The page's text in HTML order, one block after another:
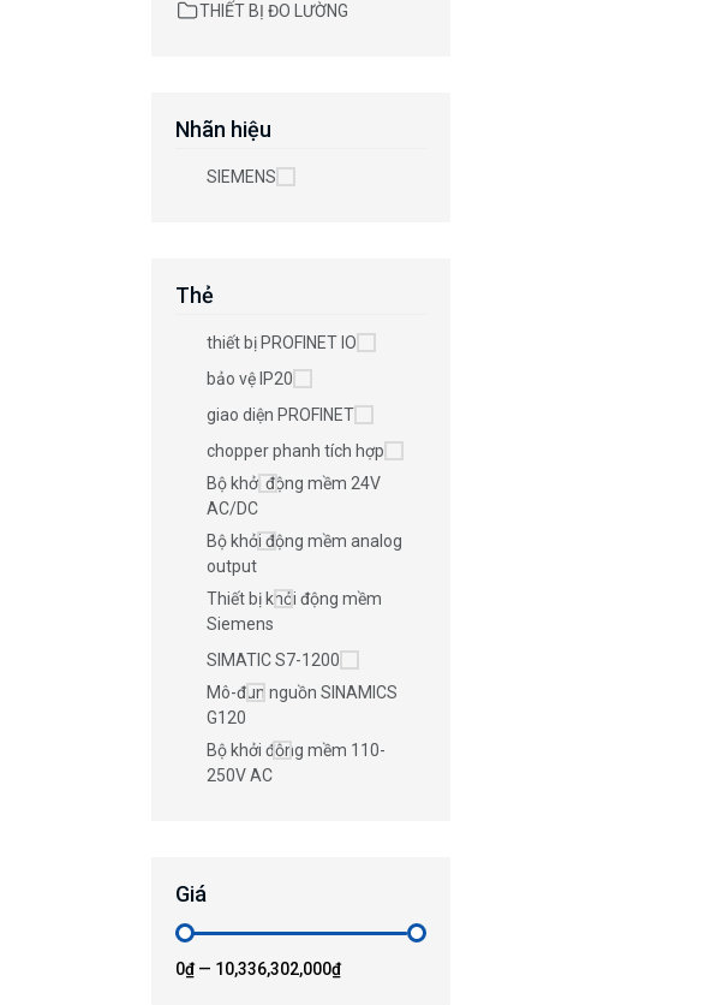
THIẾT BỊ ĐO LƯỜNG
Nhãn hiệu
SIEMENS
Thẻ
thiết bị PROFINET IO
bảo vệ IP20
giao diện PROFINET
chopper phanh tích hợp
Bộ khởi động mềm 24V
AC/DC
Bộ khởi động mềm analog
output
Thiết bị khởi động mềm
Siemens
SIMATIC S7-1200
Mô-đun nguồn SINAMICS
G120
Bộ khởi động mềm 110-
250V AC
Giá
0₫— 10,336,302,000₫